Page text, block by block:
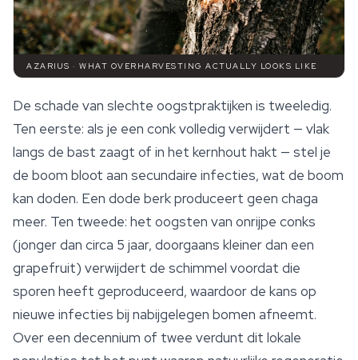
AZARIUS · WHAT OVERHARVESTING ACTUALLY LOOKS LIKE
De schade van slechte oogstpraktijken is tweeledig.
Ten eerste: als je een conk volledig verwijdert — vlak
langs de bast zaagt of in het kernhout hakt — stel je
de boom bloot aan secundaire infecties, wat de boom
kan doden. Een dode berk produceert geen chaga
meer. Ten tweede: het oogsten van onrijpe conks
(jonger dan circa 5 jaar, doorgaans kleiner dan een
grapefruit) verwijdert de schimmel voordat die
sporen heeft geproduceerd, waardoor de kans op
nieuwe infecties bij nabijgelegen bomen afneemt.
Over een decennium of twee verdunt dit lokale